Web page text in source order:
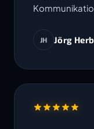
JH Jörg